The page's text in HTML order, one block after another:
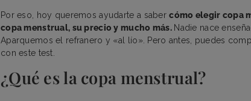
Por eso, hoy queremos ayudarte a sabercómo elegir copa
copa menstrual, su precio y mucho más. Nadie nace
Aparquemos el refranero y «al lío». Pero antes, puedes
con este test.
¿Qué es la copa menstrual?